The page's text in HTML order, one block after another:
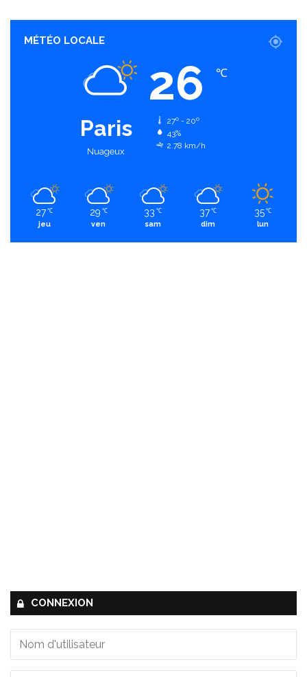
MÉTÉO LOCALE
Paris
Nuageux
26 ℃
27º - 20º
43%
2.78 km/h
27 ℃
jeu
29 ℃
ven
33 ℃
sam
37 ℃
dim
35 ℃
lun
CONNEXION